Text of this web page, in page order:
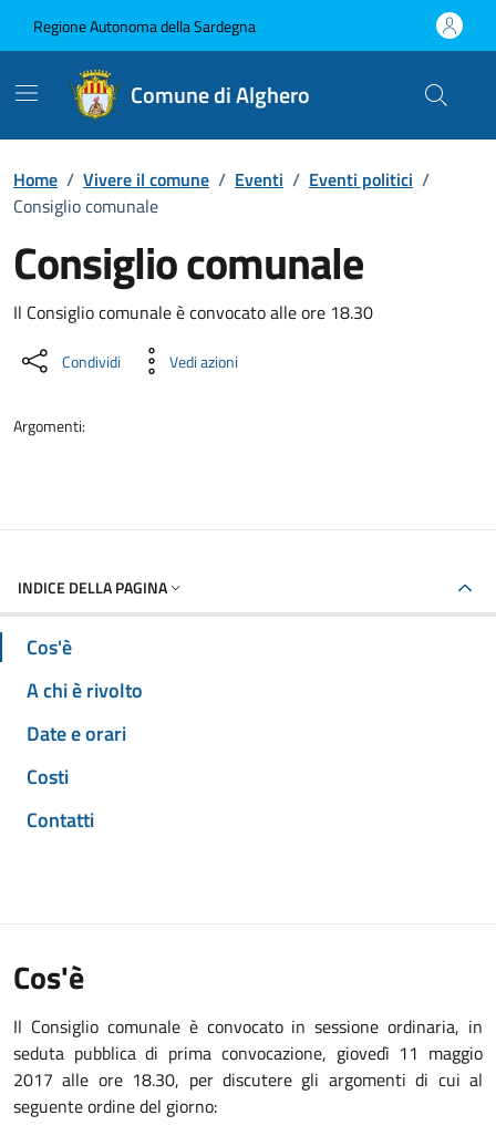
Regione Autonoma della Sardegna
Comune di Alghero
Home / Vivere il comune / Eventi / Eventi politici /
Consiglio comunale
Consiglio comunale
Dettaglio dell'evento
Il Consiglio comunale è convocato alle ore 18.30
Condividi Vedi azioni
Argomenti:
INDICE DELLA PAGINA
Cos'è
A chi è rivolto
Date e orari
Costi
Contatti
Cos'è
Il Consiglio comunale è convocato in sessione ordinaria, in
seduta pubblica di prima convocazione, giovedì 11 maggio
2017 alle ore 18.30, per discutere gli argomenti di cui al
seguente ordine del giorno: